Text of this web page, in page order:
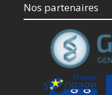
Nos partenaires